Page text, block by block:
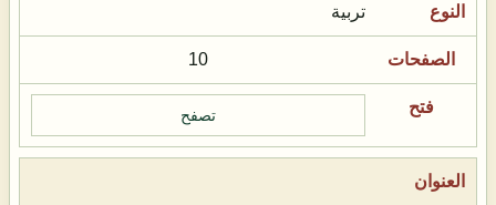
تربية
10
تصفح